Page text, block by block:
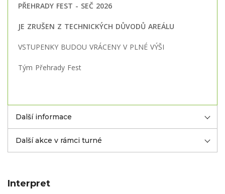
PŘEHRADY FEST - SEČ 2026
JE ZRUŠEN Z TECHNICKÝCH DŮVODŮ AREÁLU
VSTUPENKY BUDOU VRÁCENY V PLNÉ VÝŠI
Tým Přehrady Fest
Další informace
Další akce v rámci turné
Interpret